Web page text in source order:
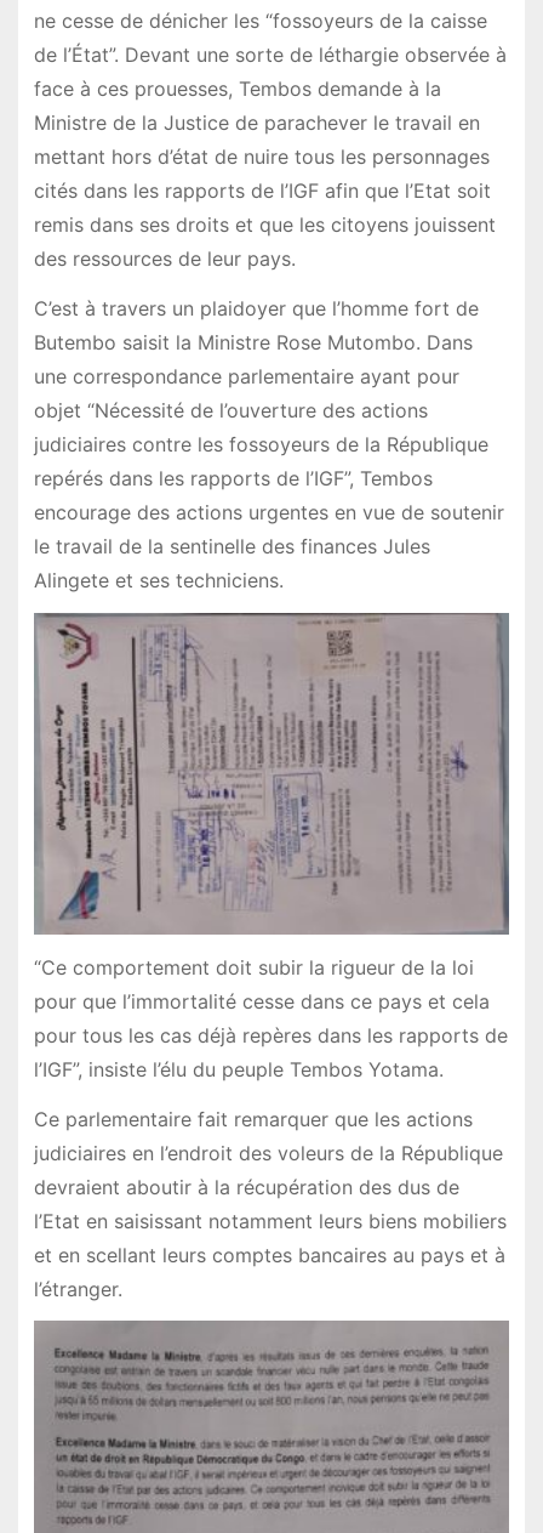
ne cesse de dénicher les “fossoyeurs de la caisse
de l’État”. Devant une sorte de léthargie observée à
face à ces prouesses, Tembos demande à la
Ministre de la Justice de parachever le travail en
mettant hors d’état de nuire tous les personnages
cités dans les rapports de l’IGF afin que l’Etat soit
remis dans ses droits et que les citoyens jouissent
des ressources de leur pays.
C’est à travers un plaidoyer que l’homme fort de
Butembo saisit la Ministre Rose Mutombo. Dans
une correspondance parlementaire ayant pour
objet “Nécessité de l’ouverture des actions
judiciaires contre les fossoyeurs de la République
repérés dans les rapports de l’IGF”, Tembos
encourage des actions urgentes en vue de soutenir
le travail de la sentinelle des finances Jules
Alingete et ses techniciens.
“Ce comportement doit subir la rigueur de la loi
pour que l’immortalité cesse dans ce pays et cela
pour tous les cas déjà repères dans les rapports de
l’IGF”, insiste l’élu du peuple Tembos Yotama.
Ce parlementaire fait remarquer que les actions
judiciaires en l’endroit des voleurs de la République
devraient aboutir à la récupération des dus de
l’Etat en saisissant notamment leurs biens mobiliers
et en scellant leurs comptes bancaires au pays et à
l’étranger.